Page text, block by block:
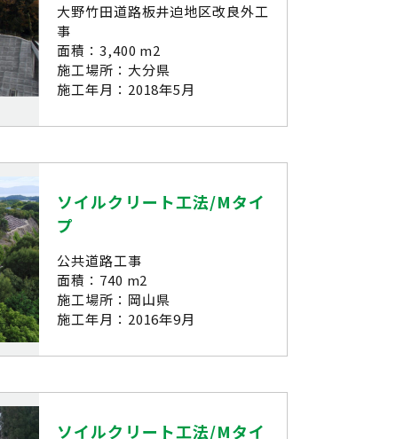
大野竹田道路板井迫地区改良外工
事
面積：3,400 m2
施工場所：大分県
施工年月：2018年5月
ソイルクリート工法/Mタイ
プ
公共道路工事
面積：740 m2
施工場所：岡山県
施工年月：2016年9月
ソイルクリート工法/Mタイ